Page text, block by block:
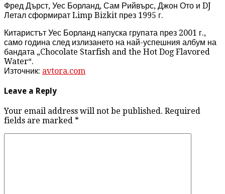
Фред Дърст, Уес Борланд, Сам Рийвърс, Джон Ото и DJ
Летал сформират Limp Bizkit през 1995 г.
Китаристът Уес Борланд напуска групата през 2001 г.,
само година след излизането на най-успешния албум на
бандата „Chocolate Starfish and the Hot Dog Flavored
Water“.
Източник: avtora.com
Leave a Reply
Your email address will not be published. Required
fields are marked *